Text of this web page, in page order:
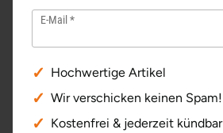
E-Mail
Hochwertige Artikel
Wir verschicken keinen Spam!
Kostenfrei & jederzeit kündbar